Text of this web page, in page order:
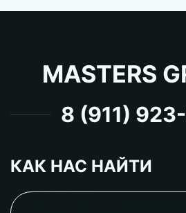
MASTERS
8 (911)
КАК НАС НАЙТИ